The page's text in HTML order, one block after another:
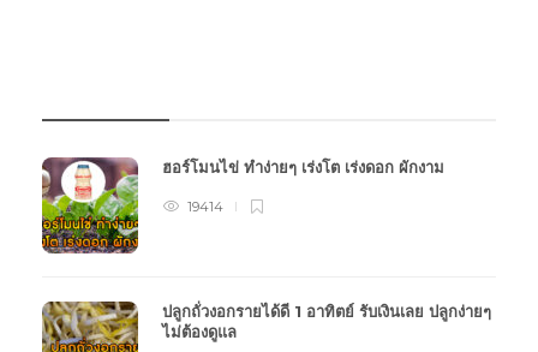
ฮอร์โมนไข่ ทำง่ายๆ เร่งโต เร่งดอก ผักงาม
19414
ปลูกถั่วงอกรายได้ดี 1 อาทิตย์ รับเงินเลย ปลูกง่ายๆ
ไม่ต้องดูแล